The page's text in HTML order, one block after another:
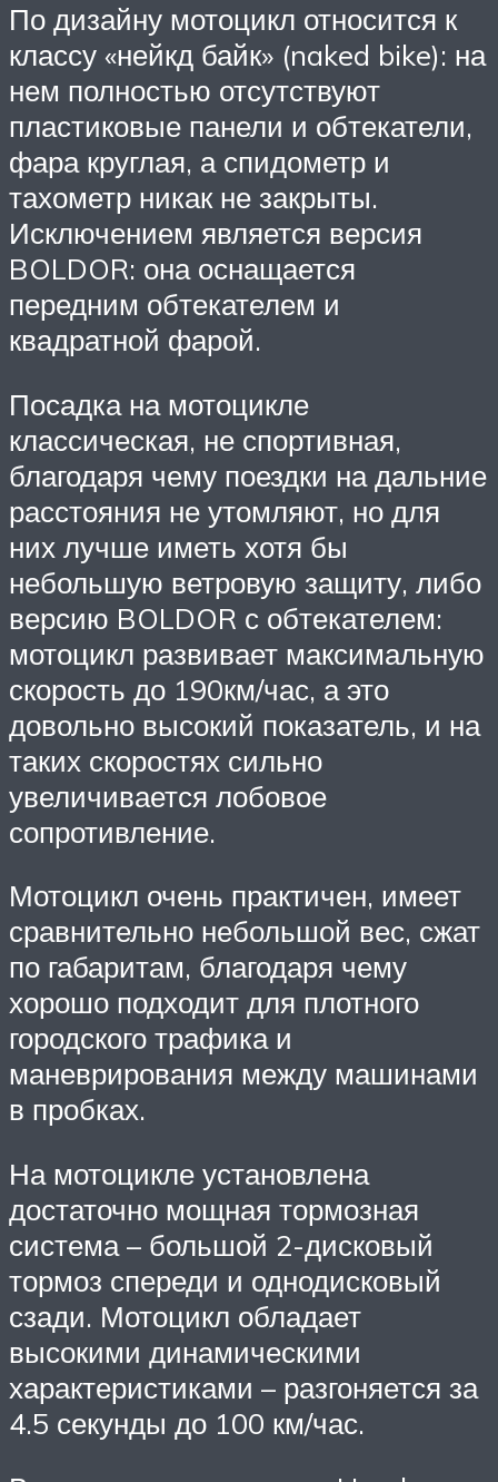
По дизайну мотоцикл относится к
классу «нейкд байк» (naked bike): на
нем полностью отсутствуют
пластиковые панели и обтекатели,
фара круглая, а спидометр и
тахометр никак не закрыты.
Исключением является версия
BOLDOR: она оснащается
передним обтекателем и
квадратной фарой.
Посадка на мотоцикле
классическая, не спортивная,
благодаря чему поездки на дальние
расстояния не утомляют, но для
них лучше иметь хотя бы
небольшую ветровую защиту, либо
версию BOLDOR с обтекателем:
мотоцикл развивает максимальную
скорость до 190км/час, а это
довольно высокий показатель, и на
таких скоростях сильно
увеличивается лобовое
сопротивление.
Мотоцикл очень практичен, имеет
сравнительно небольшой вес, сжат
по габаритам, благодаря чему
хорошо подходит для плотного
городского трафика и
маневрирования между машинами
в пробках.
На мотоцикле установлена
достаточно мощная тормозная
система – большой 2-дисковый
тормоз спереди и однодисковый
сзади. Мотоцикл обладает
высокими динамическими
характеристиками – разгоняется за
4.5 секунды до 100 км/час.